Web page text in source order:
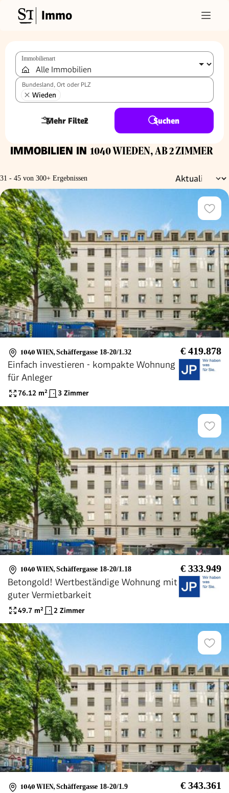
Immo
Immobilienart
Bundesland, Ort oder PLZ
Wieden
Mehr Filter
2 Suchen
IMMOBILIEN IN 1040 WIEDEN, AB 2 ZIMMER
31 - 45 von 300+ Ergebnissen
1040 WIEN, Schäffergasse 18-20/1.32 € 419.878
Einfach investieren - kompakte Wohnung
für Anleger
76.12 m² 3 Zimmer
1040 WIEN, Schäffergasse 18-20/1.18 € 333.949
Betongold! Wertbeständige Wohnung mit
guter Vermietbarkeit
49.7 m² 2 Zimmer
1040 WIEN, Schäffergasse 18-20/1.9 € 343.361